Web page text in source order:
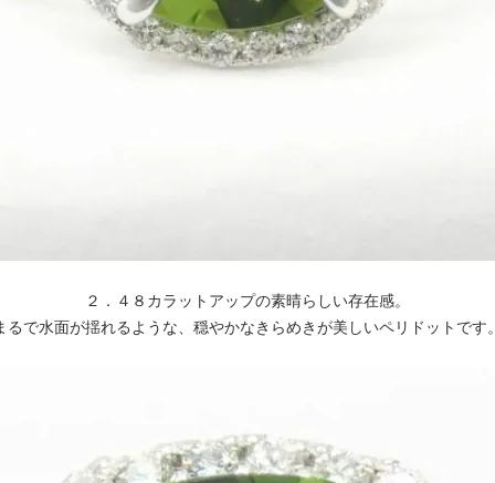
２．４８カラットアップの素晴らしい存在感。
るで水面が揺れるような、穏やかなきらめきが美しいペリドットです